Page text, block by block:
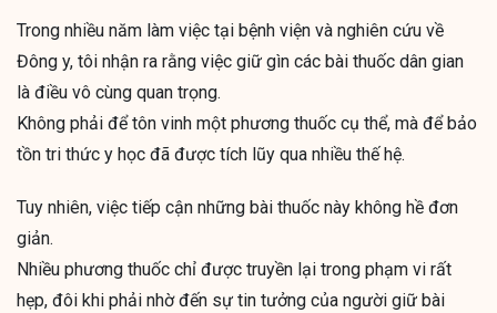
Trong nhiều năm làm việc tại bệnh viện và nghiên cứu về
Đông y, tôi nhận ra rằng việc giữ gìn các bài thuốc dân gian
là điều vô cùng quan trọng.
Không phải để tôn vinh một phương thuốc cụ thể, mà để bảo
tồn tri thức y học đã được tích lũy qua nhiều thế hệ.
Tuy nhiên, việc tiếp cận những bài thuốc này không hề đơn
giản.
Nhiều phương thuốc chỉ được truyền lại trong phạm vi rất
hẹp, đôi khi phải nhờ đến sự tin tưởng của người giữ bài